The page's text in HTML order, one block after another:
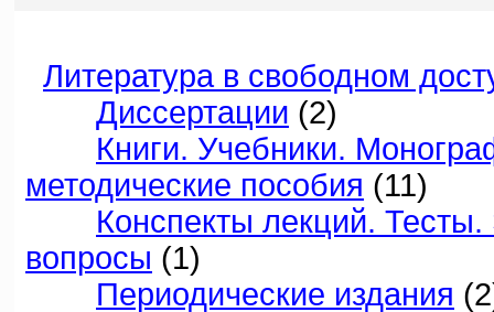
Литература в свободном
Диссертации (2)
Книги. Учебники.
методические пособия (11)
Конспекты лекций.
вопросы (1)
Периодические издания